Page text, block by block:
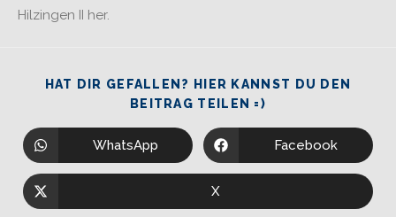
Hilzingen II her.
HAT DIR GEFALLEN? HIER KANNST DU DEN
BEITRAG TEILEN =)
WhatsApp Facebook
X